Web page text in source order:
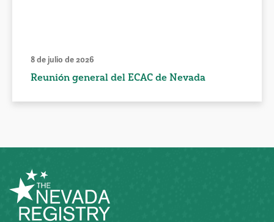
8 de julio de 2026
Reunión general del ECAC de Nevada